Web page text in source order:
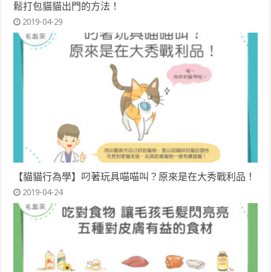
鬆打包貓貓出門的方法！
2019-04-29
【貓貓行為學】叼著玩具喵喵叫？原來是在大秀戰利品！
2019-04-24